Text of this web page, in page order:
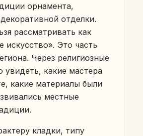
орнамента,
отделки.
рассматривать как
искусство». Это часть
Через религиозные
какие мастера
какие материалы были
местные
кладки, типу